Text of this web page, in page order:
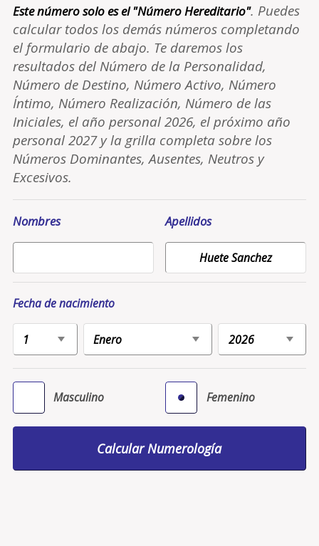
Este número solo es el "Número Hereditario". Puedes
calcular todos los demás números completando
el formulario de abajo. Te daremos los
resultados del Número de la Personalidad,
Número de Destino, Número Activo, Número
Íntimo, Número Realización, Número de las
Iniciales, el año personal 2026, el próximo año
personal 2027 y la grilla completa sobre los
Números Dominantes, Ausentes, Neutros y
Excesivos.
Nombres Apellidos
Fecha de nacimiento
Masculino Femenino